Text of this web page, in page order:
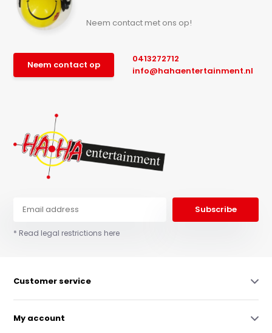
Neem contact met ons op!
Neem contact op
0413272712
info@hahaentertainment.nl
Subscribe
* Read legal restrictions here
Customer service
My account